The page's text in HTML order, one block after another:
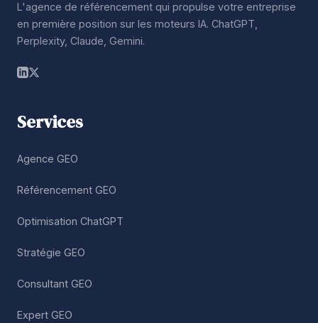
L'agence de référencement qui propulse votre entreprise
en première position sur les moteurs IA. ChatGPT,
Perplexity, Claude, Gemini.
Services
Agence GEO
Référencement GEO
Optimisation ChatGPT
Stratégie GEO
Consultant GEO
Expert GEO